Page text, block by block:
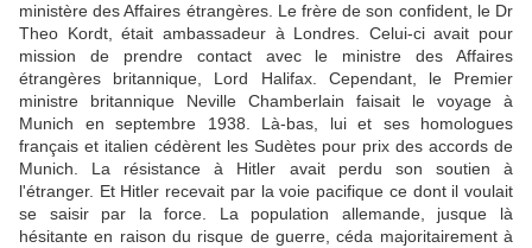
ministère des Affaires étrangères. Le frère de son confident, le Dr
Theo Kordt, était ambassadeur à Londres. Celui-ci avait pour
mission de prendre contact avec le ministre des Affaires
étrangères britannique, Lord Halifax. Cependant, le Premier
ministre britannique Neville Chamberlain faisait le voyage à
Munich en septembre 1938. Là-bas, lui et ses homologues
français et italien cédèrent les Sudètes pour prix des accords de
Munich. La résistance à Hitler avait perdu son soutien à
l'étranger. Et Hitler recevait par la voie pacifique ce dont il voulait
se saisir par la force. La population allemande, jusque là
hésitante en raison du risque de guerre, céda majoritairement à